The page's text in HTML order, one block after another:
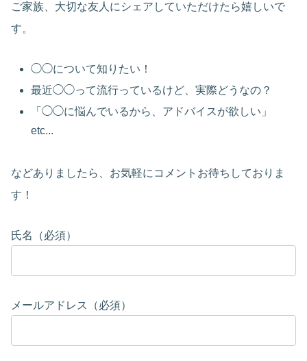
ご家族、大切な友人にシェアしていただけたら嬉しいで
す。
◯◯について知りたい！
最近◯◯って流行っているけど、実際どうなの？
「◯◯に悩んでいるから、アドバイスが欲しい」
etc...
などありましたら、お気軽にコメントお待ちしておりま
す！
氏名（必須）
メールアドレス（必須）